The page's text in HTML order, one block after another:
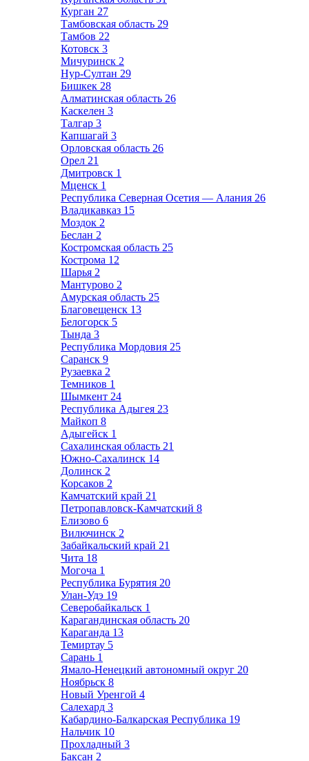
Курган 27
Тамбовская область 29
Тамбов 22
Котовск 3
Мичуринск 2
Нур-Султан 29
Бишкек 28
Алматинская область 26
Каскелен 3
Талгар 3
Капшагай 3
Орловская область 26
Орел 21
Дмитровск 1
Мценск 1
Республика Северная Осетия — Алания 26
Владикавказ 15
Моздок 2
Беслан 2
Костромская область 25
Кострома 12
Шарья 2
Мантурово 2
Амурская область 25
Благовещенск 13
Белогорск 5
Тында 3
Республика Мордовия 25
Саранск 9
Рузаевка 2
Темников 1
Шымкент 24
Республика Адыгея 23
Майкоп 8
Адыгейск 1
Сахалинская область 21
Южно-Сахалинск 14
Долинск 2
Корсаков 2
Камчатский край 21
Петропавловск-Камчатский 8
Елизово 6
Вилючинск 2
Забайкальский край 21
Чита 18
Могоча 1
Республика Бурятия 20
Улан-Удэ 19
Северобайкальск 1
Карагандинская область 20
Караганда 13
Темиртау 5
Сарань 1
Ямало-Ненецкий автономный округ 20
Ноябрьск 8
Новый Уренгой 4
Салехард 3
Кабардино-Балкарская Республика 19
Нальчик 10
Прохладный 3
Баксан 2